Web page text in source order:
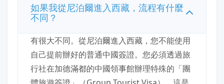
如果我從尼泊爾進入西藏，流程有什麼
不同？
有很大不同。從尼泊爾進入西藏，您不能使用
自己提前辦好的普通中國簽證。您必須透過旅
行社在加德滿都的中國領事館辦理特殊的「團